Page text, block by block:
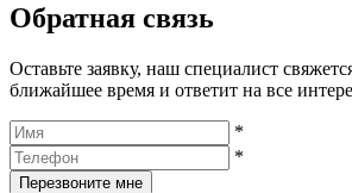
Обратная связь
Оставьте заявку, наш специалист
ближайшее время и ответит на все
*
*
Перезвоните мне